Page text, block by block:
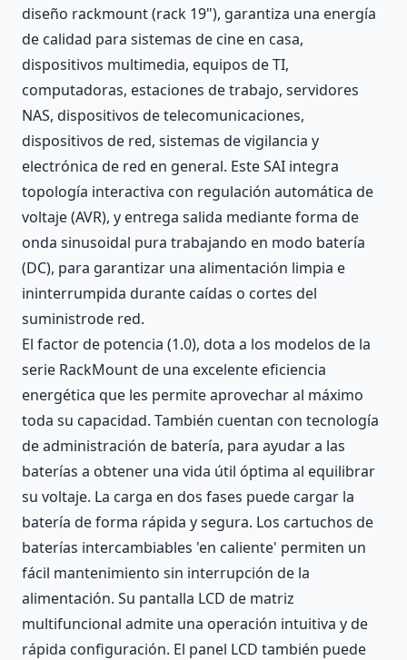
diseño rackmount (rack 19"), garantiza una energía
de calidad para sistemas de cine en casa,
dispositivos multimedia, equipos de TI,
computadoras, estaciones de trabajo, servidores
NAS, dispositivos de telecomunicaciones,
dispositivos de red, sistemas de vigilancia y
electrónica de red en general. Este SAI integra
topología interactiva con regulación automática de
voltaje (AVR), y entrega salida mediante forma de
onda sinusoidal pura trabajando en modo batería
(DC), para garantizar una alimentación limpia e
ininterrumpida durante caídas o cortes del
suministrode red.
El factor de potencia (1.0), dota a los modelos de la
serie RackMount de una excelente eficiencia
energética que les permite aprovechar al máximo
toda su capacidad. También cuentan con tecnología
de administración de batería, para ayudar a las
baterías a obtener una vida útil óptima al equilibrar
su voltaje. La carga en dos fases puede cargar la
batería de forma rápida y segura. Los cartuchos de
baterías intercambiables 'en caliente' permiten un
fácil mantenimiento sin interrupción de la
alimentación. Su pantalla LCD de matriz
multifuncional admite una operación intuitiva y de
rápida configuración. El panel LCD también puede